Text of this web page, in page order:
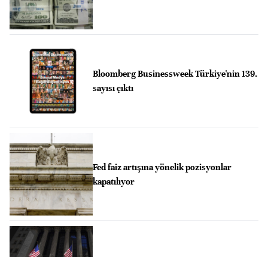
Bloomberg Businessweek Türkiye'nin 139.
sayısı çıktı
Fed faiz artışına yönelik pozisyonlar
kapatılıyor